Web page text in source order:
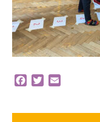
Facebook
Twitter